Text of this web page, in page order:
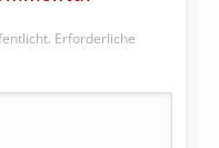
Erforderliche